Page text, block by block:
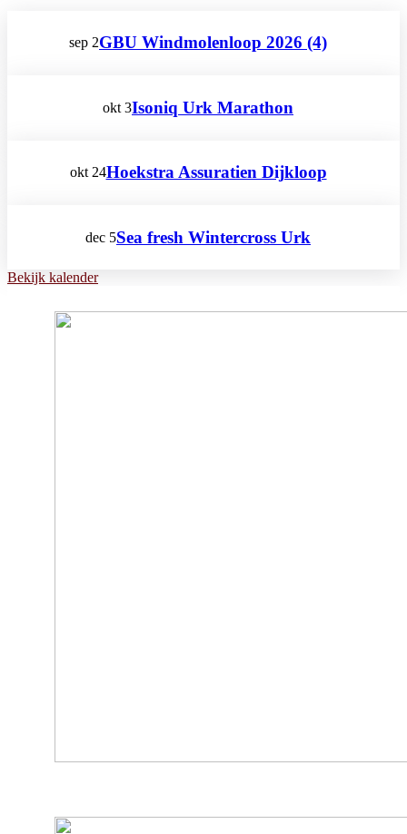
sep 2GBU Windmolenloop 2026 (4)
okt 3Isoniq Urk Marathon
okt 24Hoekstra Assuratien Dijkloop
dec 5Sea fresh Wintercross Urk
Bekijk kalender